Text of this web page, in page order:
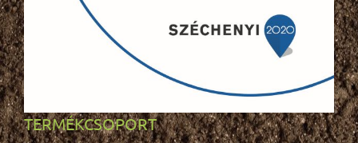
TERMÉKCSOPORT